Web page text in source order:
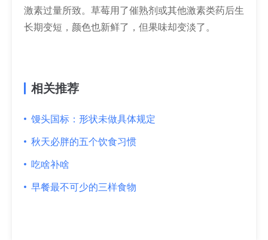
激素过量所致。草莓用了催熟剂或其他激素类药后生
长期变短，颜色也新鲜了，但果味却变淡了。
相关推荐
馒头国标：形状未做具体规定
秋天必胖的五个饮食习惯
吃啥补啥
早餐最不可少的三样食物